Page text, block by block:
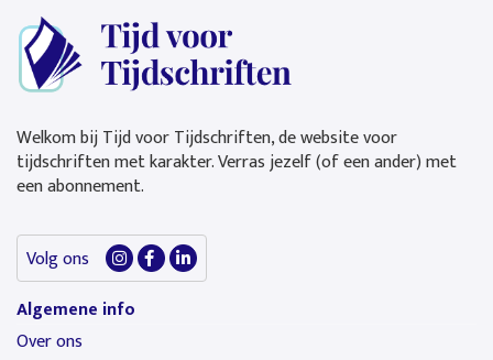
Welkom bij Tijd voor Tijdschriften, de website voor
tijdschriften met karakter. Verras jezelf (of een ander) met
een abonnement.
Volg ons
Algemene info
Over ons